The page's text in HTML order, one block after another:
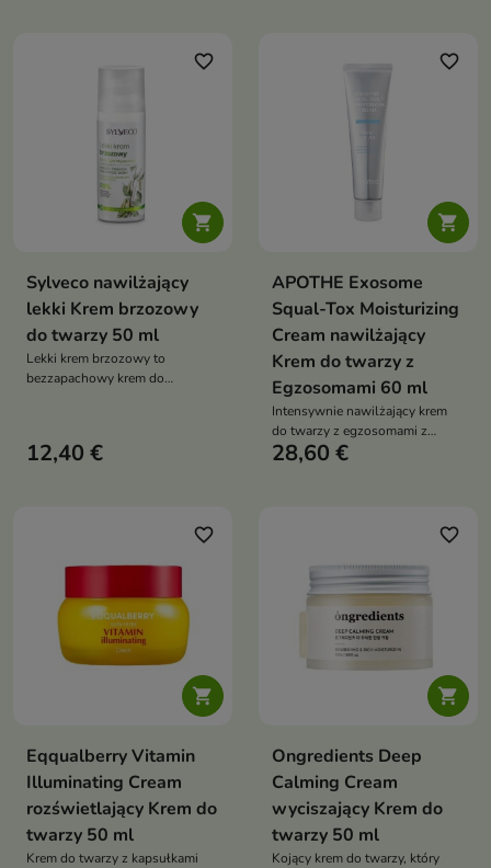

favorite_border
Sylveco nawilżający
lekki Krem brzozowy
do twarzy 50 ml
Lekki krem brzozowy to
bezzapachowy krem do
skóry
12,40 €

favorite_border
APOTHE Exosome
Squal-Tox Moisturizing
Cream nawilżający
Krem do twarzy z
Egzosomami 60 ml
Intensywnie nawilżający krem
do twarzy z egzosomami z
wąkroty azjatyckiej, który
28,60 €

favorite_border
Eqqualberry Vitamin
Illuminating Cream
rozświetlający Krem do
twarzy 50 ml
Krem do twarzy z kapsułkami

favorite_border
Ongredients Deep
Calming Cream
wyciszający Krem do
twarzy 50 ml
Kojący krem do twarzy, który